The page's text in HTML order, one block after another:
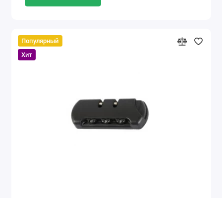
Популярный
Хит